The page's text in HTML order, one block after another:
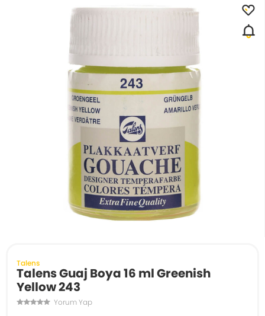
Talens
Talens Guaj Boya 16 ml Greenish
Yellow 243
Yorum Yap